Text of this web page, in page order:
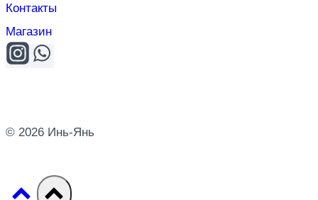
Контакты
Магазин
© 2026 Инь-Янь